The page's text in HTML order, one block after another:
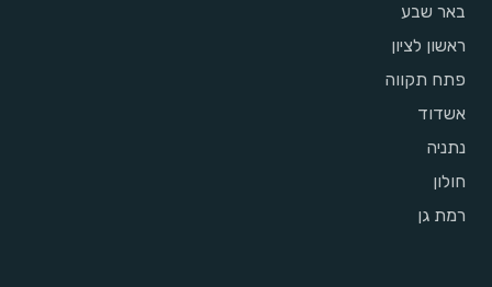
באר שבע
ראשון לציון
פתח תקווה
אשדוד
נתניה
חולון
רמת גן